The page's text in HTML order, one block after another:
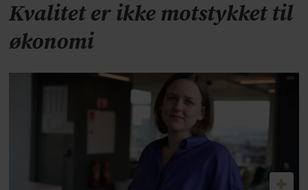
Kvalitet er ikke motstykket til
økonomi